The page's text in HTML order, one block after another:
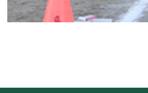
このサイトについて
採用情報